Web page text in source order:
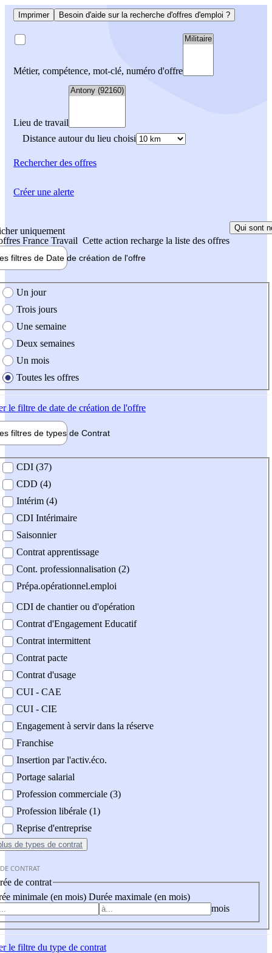
Imprimer Besoin d'aide sur la recherche d'offres d'emploi ?
Métier, compétence, mot-clé, numéro d'offre
Lieu de travail
Distance autour du lieu choisi
Rechercherdes offres
uniquement
France Travail Cette action recharge la liste des offres
Qui sont
filtres de Date de création de l'offre
création de l'offre
Un jour
Trois jours
Une semaine
Deux semaines
Un mois
Toutes les offres
le filtre de date de création de l'offre
filtres de types de Contrat
contrat
CDI (37)
CDD (4)
Intérim (4)
CDI Intérimaire
Saisonnier
Contrat apprentissage
Cont. professionnalisation (2)
Prépa.opérationnel.emploi
CDI de chantier ou d'opération
Contrat d'Engagement Educatif
Contrat intermittent
Contrat pacte
Contrat d'usage
CUI - CAE
CUI - CIE
Engagement à servir dans la réserve
Franchise
Insertion par l'activ.éco.
Portage salarial
Profession commerciale (3)
Profession libérale (1)
Reprise d'entreprise
de types de contrat
CONTRAT
de contrat
minimale (en mois) Durée maximale (en mois)
mois
le filtre du type de contrat
Créer une alerte